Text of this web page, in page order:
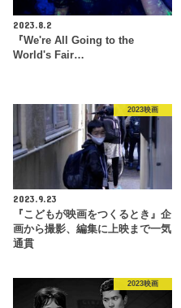
2023.8.2
『We're All Going to the
World's Fair…
2023映画
2023.9.23
『こどもが映画をつくるとき』企
画から撮影、編集に上映まで一気
通貫
2023映画